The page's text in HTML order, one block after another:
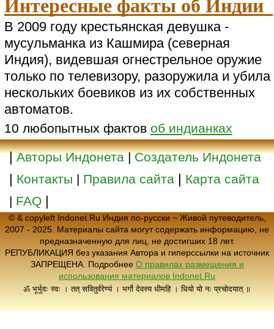
В 2009 году крестьянская девушка -
мусульманка из Кашмира (северная
Индия), видевшая огнестрельное оружие
только по телевизору, разоружила и убила
нескольких боевиков из их собственных
автоматов.
10 любопытных фактов об индианках
|Авторы Индонета|Создатель Индонета
| Контакты | Правила сайта | Карта сайта
| FAQ |
© & copyleft Indonet.Ru Индия по-русски ~ Живой путеводитель,
2007 - 2025. Материалы сайта могут содержать информацию, не
предназначенную для лиц, не достигших 18 лет.
РЕПУБЛИКАЦИЯ без указания Автора и гиперссылки на источник
ЗАПРЕЩЕНА. Подробнее О правилах размещения и
использования материалов Indonet.Ru
ॐ भूर्भुवः स्वः । तत् सवितुर्वरेण्यं । भर्गो देवस्य धीमहि । धियो यो नः प्रचोदयात् ॥